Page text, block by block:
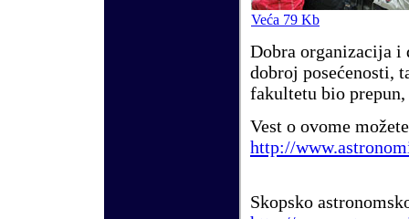
Veća 79 Kb
Dobra organizacija i
dobroj posećenosti,
fakultetu bio
Vest o ovome
http://
Skopsko